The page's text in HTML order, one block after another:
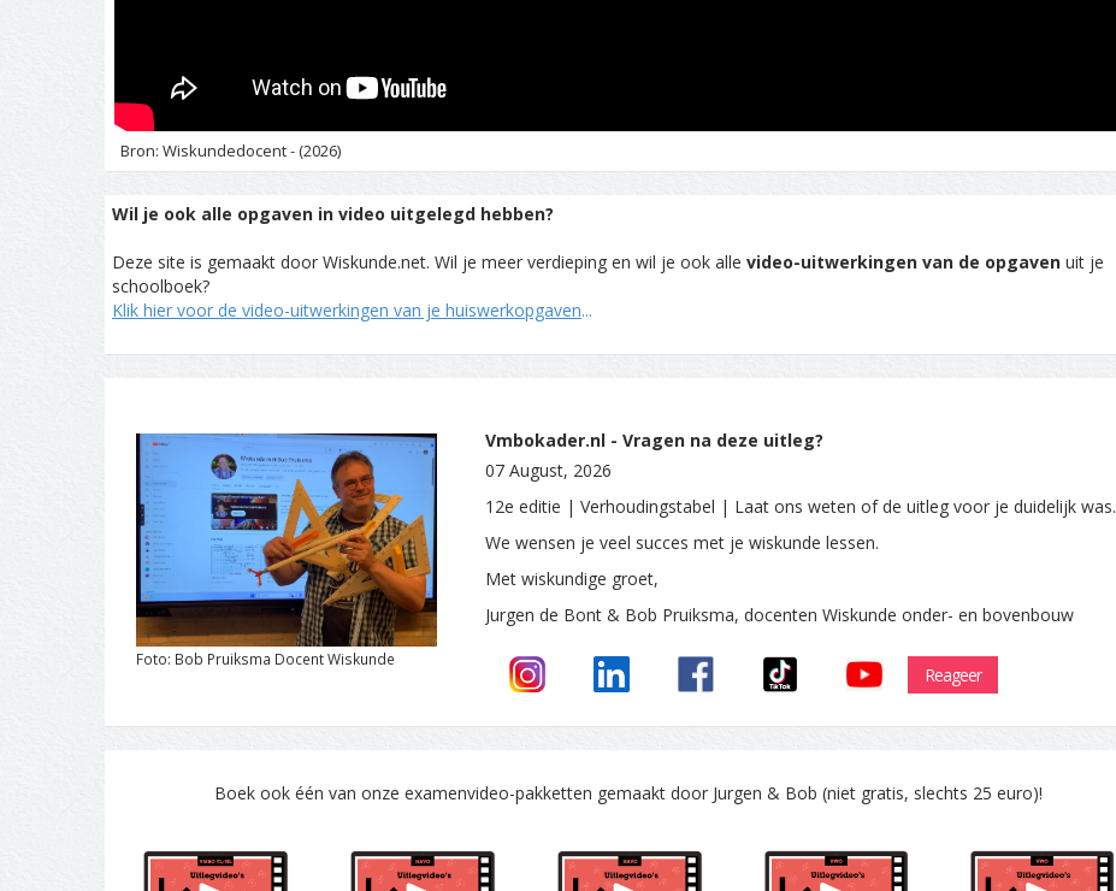
Bron: Wiskundedocent - (2026)
Wil je ook alle opgaven in video uitgelegd hebben?
Deze site is gemaakt door Wiskunde.net. Wil je meer verdieping en wil je ook alle video-uitwerkingen van de opgaven uit je
schoolboek?
Klik hier voor de video-uitwerkingen van je huiswerkopgaven...
Foto: Bob Pruiksma Docent Wiskunde
Vmbokader.nl - Vragen na deze uitleg?
07 August, 2026
12e editie | Verhoudingstabel | Laat ons weten of de uitleg voor je duidelijk was.
We wensen je veel succes met je wiskunde lessen.
Met wiskundige groet,
Jurgen de Bont & Bob Pruiksma, docenten Wiskunde onder- en bovenbouw
Reageer
Boek ook één van onze examenvideo-pakketten gemaakt door Jurgen & Bob (niet gratis, slechts 25 euro)!